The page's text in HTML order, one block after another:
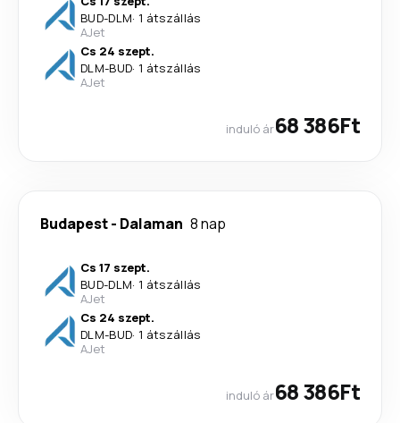
BUD-DLM· 1 átszállás
AJet
Cs 24 szept.
DLM-BUD· 1 átszállás
AJet
induló ár68 386Ft
Budapest- Dalaman 8 nap
Cs 17 szept.
BUD-DLM· 1 átszállás
AJet
Cs 24 szept.
DLM-BUD· 1 átszállás
AJet
induló ár68 386Ft